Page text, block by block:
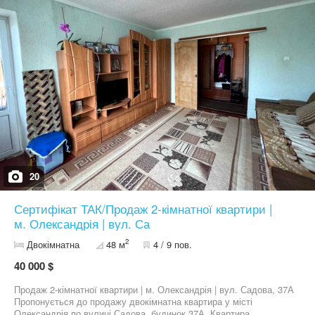
Електрика, Вивіз відходів, Газ, Центральний водопровід, + ,як
бонус, скважина;Без води не будете в любому випадку.
Інфраструктура (до 500 метрів): Відділення банку, банкомат,
Автовокзал, Аптека, Дитячий садок, Ринок, Парк, зелена зона,
Дитячий майданчик, Супермаркет, ТРЦ, Зупинка транспорту;
Ландшафт (до 1 км.): Парк; Інклюзивність: Двері ліфту шириною
від 0,9 м., Поручні на пандусі, Пандус довжиною до 2,4 м.,
Поручні на сходах, Широкі двері в підїзді (від 0,9 м.);
20
Сертифікат ТАК/Продаж 2-кімнатної квартири |
м. Олександрія | вул. Са
Двокімнатна 48 м2 4 / 9 пов.
40 000 $
Продаж 2-кімнатної квартири | м. Олександрія | вул. Садова, 37А
Пропонується до продажу двокімнатна квартира у місті